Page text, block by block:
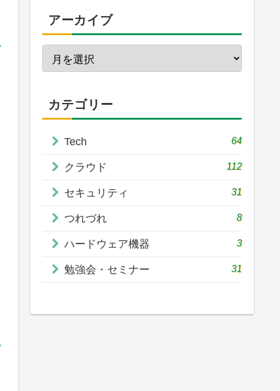
アーカイブ
カテゴリー
Tech 64
クラウド 112
セキュリティ 31
つれづれ 8
ハードウェア機器 3
勉強会・セミナー 31